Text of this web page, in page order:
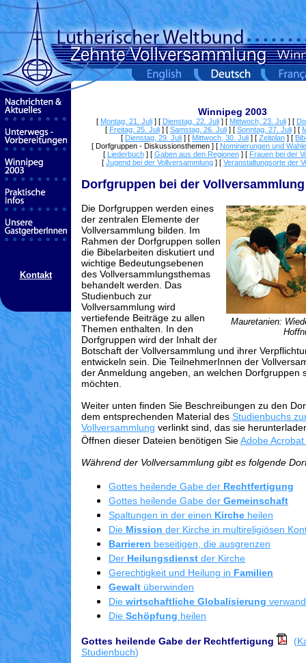
Kontakt
Winnipeg 2003
[ Montag, 21. Juli] [ Dienstag, 22. Juli] [ Mittwoch, 23. Juli] [
[ Freitag, 25. Juli] [ Samstag, 26. Juli] [ Sonntag, 27. Juli] [
[ Dienstag, 29. Juli ] [ Mittwoch, 30. Juli ] [ Zeitplan ] [
[ Dorfgruppen - Diskussionsthemen ] [ Nominierungen und
[ Liederbuch] [ Gaben aus den Regionen] [ Frauen bei der
[ Jugend bei der Vollversammlung ] [ Veranstaltungsorte der
Dorfgruppen bei der Vollversammlung
Mauretanien:
Die Dorfgruppen werden eines
der zentralen Elemente der
Vollversammlung bilden. Im
Rahmen der Dorfgruppen sollen
die Bibelarbeiten diskutiert und
wichtige Bedeutungsebenen
des Vollversammlungsthemas
behandelt werden. Das
Studienbuch zur
Vollversammlung wird
vertiefende Beiträge zu allen
Themen enthalten. In den
Dorfgruppen wird der Inhalt der
Botschaft der Vollversammlung und ihrer
entwickeln sein. Die TeilnehmerInnen der
der Anmeldung angeben, an welchen Dorfgruppen
möchten.
Weiter unten finden Sie Beschreibungen zu den
dem entsprechenden Material des Studienbuchs
Vollversammlung verlinkt sind, das sie
Öffnen dieser Dateien benötigen SieAdobe
Während der Vollversammlung gibt es folgende
Gottes heilende Gabe der Rechtfertigung
Gottes heilende Gabe der Gemeinschaft
Spaltungen in der einen Kirche heilen
Die Mission der Kirche in multireligiösen
Barrieren beseitigen, die ausgrenzen
Der Heilungsdienst der Kirche
Gerechtigkeit und Heilung in Familien
Gewalt überwinden
Die wirtschaftliche Globalisierung
Die Schöpfung heilen
Gottes heilende Gabe der Rechtfertigung (
Studienbuch)